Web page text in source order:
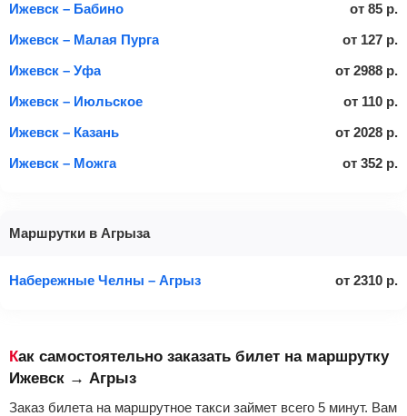
Ижевск – Бабино
от 85 р.
Ижевск – Малая Пурга
от 127 р.
Ижевск – Уфа
от 2988 р.
Ижевск – Июльское
от 110 р.
Ижевск – Казань
от 2028 р.
Ижевск – Можга
от 352 р.
Маршрутки в Агрыза
Набережные Челны – Агрыз от 2310 р.
Как самостоятельно заказать билет на маршрутку
Ижевск → Агрыз
Заказ билета на маршрутное такси займет всего 5 минут. Вам